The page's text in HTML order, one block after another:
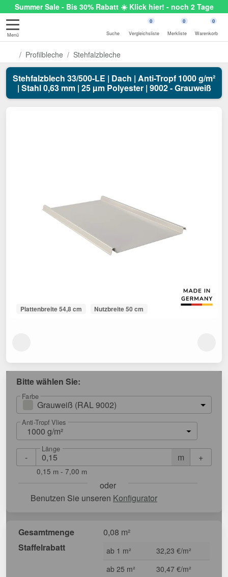
Summer Sale - Bis 30% Rabatt ☀️ Klick hier! - noch 2 Tage
Menü Suche
0
Vergleichsliste
0
Merkliste
0
Warenkorb
Profilbleche Stehfalzbleche
Stehfalzblech 33/500-LE | Dach | Anti-Tropf 1000 g/m²
| Stahl 0,63 mm | 25 µm Polyester | 9002 - Grauweiß
Plattenbreite 54,8 cm Nutzbreite 50 cm
Bitte wählen Sie:
Farbe
Grauweiß (RAL 9002)
Anti-Tropf Vlies
1000 g/m²
- m
Länge
+
0,15 m - 7,00 m
oder
Benutzen Sie unseren Konfigurator
Gesamtmenge
0,08 m²
Staffelrabatt
ab 1 m²
32,23 €/m²
ab 25 m²
30,47 €/m²